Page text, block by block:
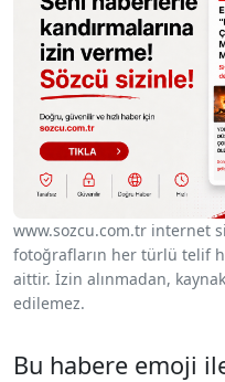
www.sozcu.com.tr internet
fotoğrafların her türlü telif
aittir. İzin alınmadan,
edilemez.
Bu habere emoji